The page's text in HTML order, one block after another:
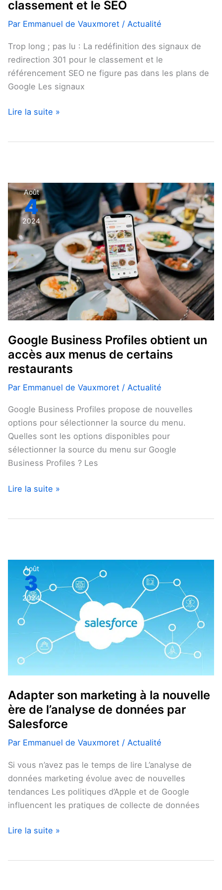
classement et le SEO
Par Emmanuel de Vauxmoret / Actualité
Trop long ; pas lu : La redéfinition des signaux de
redirection 301 pour le classement et le
référencement SEO ne figure pas dans les plans de
Google Les signaux
Lire la suite »
Août
4
2024
Google Business Profiles obtient un
accès aux menus de certains
restaurants
Par Emmanuel de Vauxmoret / Actualité
Google Business Profiles propose de nouvelles
options pour sélectionner la source du menu.
Quelles sont les options disponibles pour
sélectionner la source du menu sur Google
Business Profiles ? Les
Google
Business
Profiles
obtient
un
accès
aux
menus
de
certains
restaurants
Lire la suite »
Août
3
2024
Adapter son marketing à la nouvelle
ère de l’analyse de données par
Salesforce
Par Emmanuel de Vauxmoret / Actualité
Si vous n’avez pas le temps de lire L’analyse de
données marketing évolue avec de nouvelles
tendances Les politiques d’Apple et de Google
influencent les pratiques de collecte de données
Adapter
marketing
de
données
par
Salesforce
Lire la suite »